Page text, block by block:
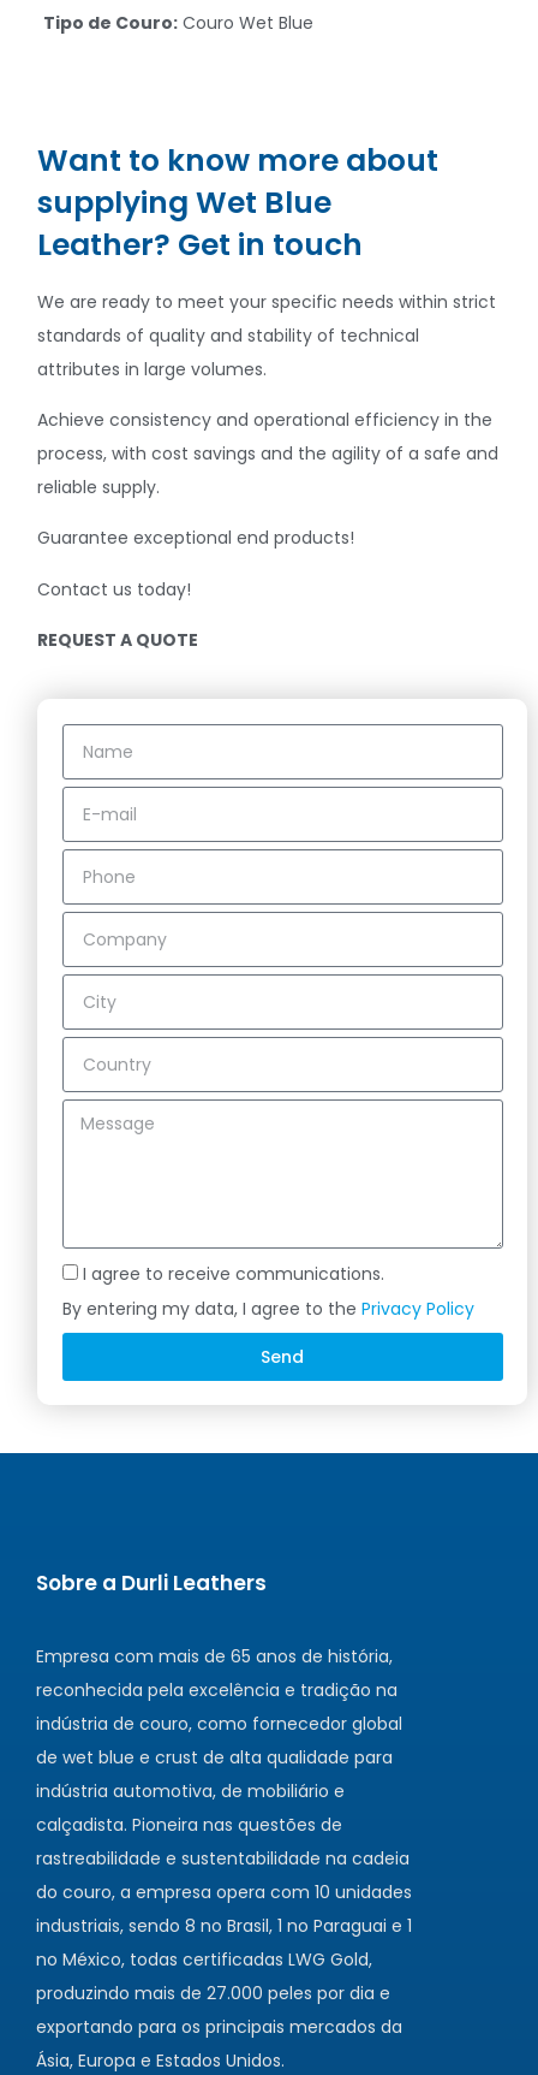
Tipo de Couro: Couro Wet Blue
Want to know more about
supplying Wet Blue
Leather? Get in touch
We are ready to meet your specific needs within strict
standards of quality and stability of technical
attributes in large volumes.
Achieve consistency and operational efficiency in the
process, with cost savings and the agility of a safe and
reliable supply.
Guarantee exceptional end products!
Contact us today!
REQUEST A QUOTE
I agree to receive communications.
By entering my data, I agree to the Privacy Policy
Send
Alternative:
Sobre a Durli Leathers
Empresa com mais de 65 anos de história,
reconhecida pela excelência e tradição na
indústria de couro, como fornecedor global
de wet blue e crust de alta qualidade para
indústria automotiva, de mobiliário e
calçadista. Pioneira nas questões de
rastreabilidade e sustentabilidade na cadeia
do couro, a empresa opera com 10 unidades
industriais, sendo 8 no Brasil, 1 no Paraguai e 1
no México, todas certificadas LWG Gold,
produzindo mais de 27.000 peles por dia e
exportando para os principais mercados da
Ásia, Europa e Estados Unidos.